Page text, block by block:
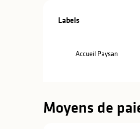
Offres
Labels
Labels
Accueil Paysan
Moyens de